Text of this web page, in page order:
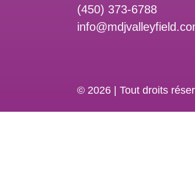
(450) 373-6788
© 2026 Tout droits